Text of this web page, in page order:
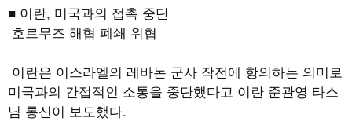
■ 이란, 미국과의 접촉 중단
호르무즈 해협 폐쇄 위협
이란은 이스라엘의 레바논 군사 작전에 항의하는 의미로
미국과의 간접적인 소통을 중단했다고 이란 준관영 타스
님 통신이 보도했다.